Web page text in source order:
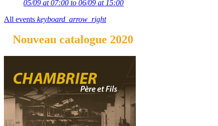
05/09 at 07:00 to 06/09 at 15:00
All events keyboard_arrow_right
Nouveau catalogue 2020